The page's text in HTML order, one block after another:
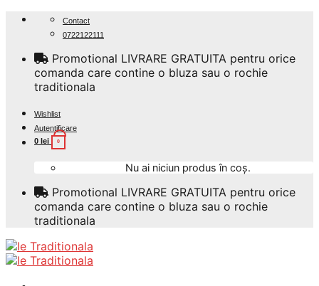
Skip
Contact
0722122111
Promotional LIVRARE GRATUITA pentru orice
comanda care contine o bluza sau o rochie
traditionala
Wishlist
Autentificare
0 lei 0
Nu ai niciun produs în coș.
Promotional LIVRARE GRATUITA pentru orice
comanda care contine o bluza sau o rochie
traditionala